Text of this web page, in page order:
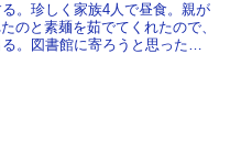
。珍しく家族4人で昼食。親が
のと素麺を茹でてくれたので、
。図書館に寄ろうと思ったが